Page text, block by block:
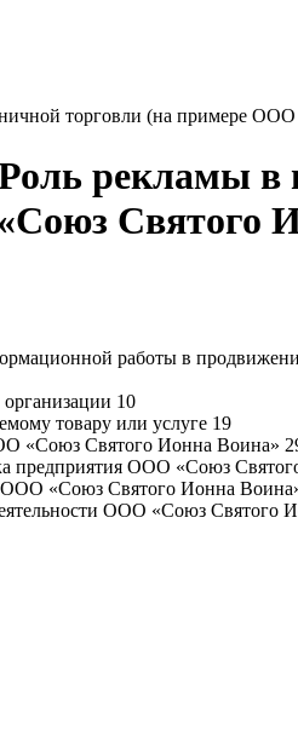
торговли (на примере
рекламы в
Святого
работы в
10
товару или услуге 19
«Союз Святого Ионна Воина»
предприятия ООО «Союз
ООО «Союз Святого Ионна
ООО «Союз Святого